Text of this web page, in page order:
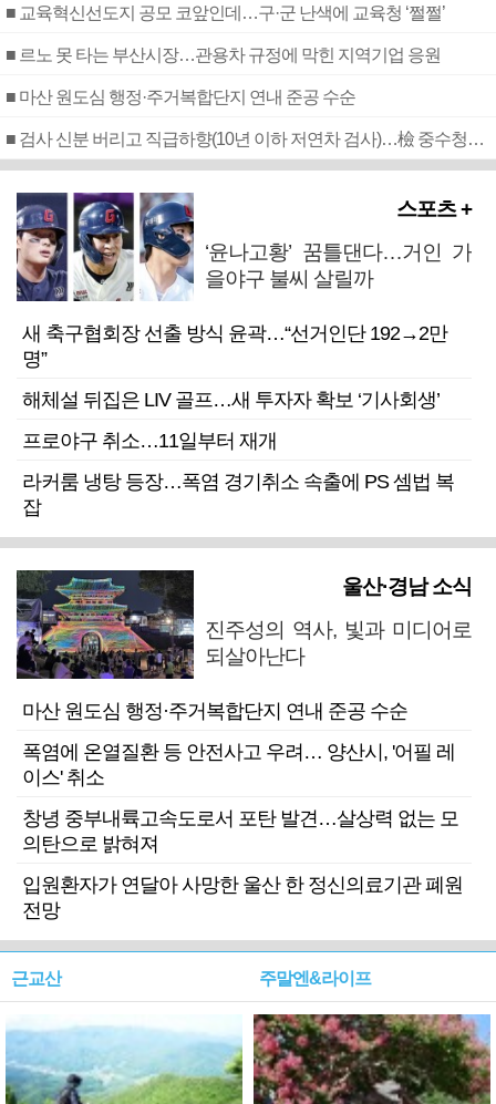
■ 교육혁신선도지 공모 코앞인데…구·군 난색에 교육청 ‘쩔쩔’
■ 르노 못 타는 부산시장…관용차 규정에 막힌 지역기업 응원
■ 마산 원도심 행정·주거복합단지 연내 준공 수순
■ 검사 신분 버리고 직급하향(10년 이하 저연차 검사)…檢 중수청행 기피
스포츠 +
‘윤나고황’ 꿈틀댄다…거인 가
을야구 불씨 살릴까
새 축구협회장 선출 방식 윤곽…“선거인단 192→2만
명”
해체설 뒤집은 LIV 골프…새 투자자 확보 ‘기사회생’
프로야구 취소…11일부터 재개
라커룸 냉탕 등장…폭염 경기취소 속출에 PS 셈법 복
잡
울산·경남 소식
진주성의 역사, 빛과 미디어로
되살아난다
마산 원도심 행정·주거복합단지 연내 준공 수순
폭염에 온열질환 등 안전사고 우려… 양산시, '어필 레
이스' 취소
창녕 중부내륙고속도로서 포탄 발견…살상력 없는 모
의탄으로 밝혀져
입원환자가 연달아 사망한 울산 한 정신의료기관 폐원
전망
근교산 주말엔&라이프